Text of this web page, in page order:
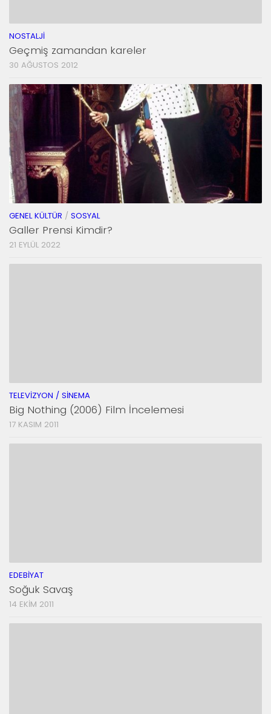
NOSTALJI
Geçmiş zamandan kareler
30 AĞUSTOS 2012
GENEL KÜLTÜR / SOSYAL
Galler Prensi Kimdir?
21 EYLÜL 2022
TELEVIZYON / SINEMA
Big Nothing (2006) Film İncelemesi
17 KASIM 2011
EDEBIYAT
Soğuk Savaş
14 EKIM 2011